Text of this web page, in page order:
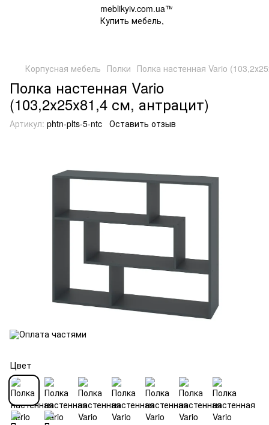
Корпусная мебель Полки Полка настенная Vario
Полка настенная Vario
(103,2х25х81,4 см, антрацит)
Артикул: phtn-plts-5-ntc Оставить отзыв
Цвет